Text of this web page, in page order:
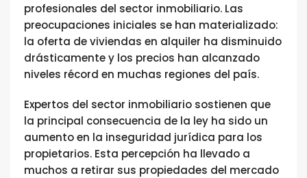
profesionales del sector inmobiliario. Las
preocupaciones iniciales se han materializado:
la oferta de viviendas en alquiler ha disminuido
drásticamente y los precios han alcanzado
niveles récord en muchas regiones del país.
Expertos del sector inmobiliario sostienen que
la principal consecuencia de la ley ha sido un
aumento en la inseguridad jurídica para los
propietarios. Esta percepción ha llevado a
muchos a retirar sus propiedades del mercado